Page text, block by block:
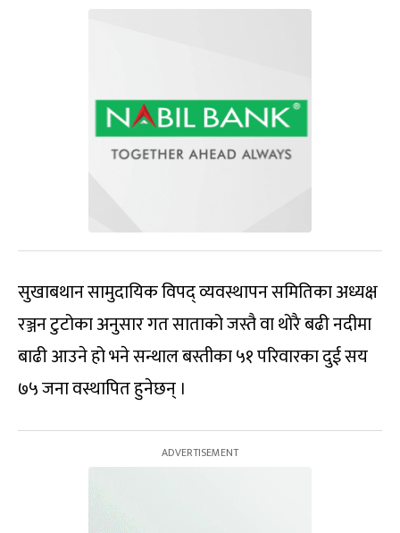
सुखाबथान सामुदायिक विपद् व्यवस्थापन समितिका अध्यक्ष
रञ्जन टुटोका अनुसार गत साताको जस्तै वा थोरै बढी नदीमा
बाढी आउने हो भने सन्थाल बस्तीका ५१ परिवारका दुई सय
७५ जना वस्थापित हुनेछन् ।